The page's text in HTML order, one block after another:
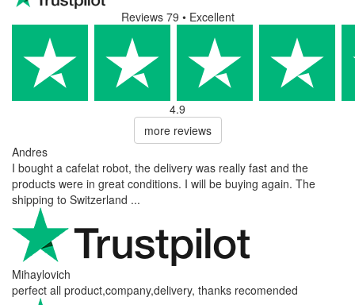
Reviews 79 • Excellent
4.9
more reviews
Andres
I bought a cafelat robot, the delivery was really fast and the
products were in great conditions. I will be buying again. The
shipping to Switzerland ...
Mihaylovich
perfect all product,company,delivery, thanks recomended